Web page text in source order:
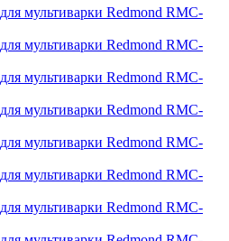
мультиварки Redmond RMC-
мультиварки Redmond RMC-
мультиварки Redmond RMC-
мультиварки Redmond RMC-
мультиварки Redmond RMC-
мультиварки Redmond RMC-
мультиварки Redmond RMC-